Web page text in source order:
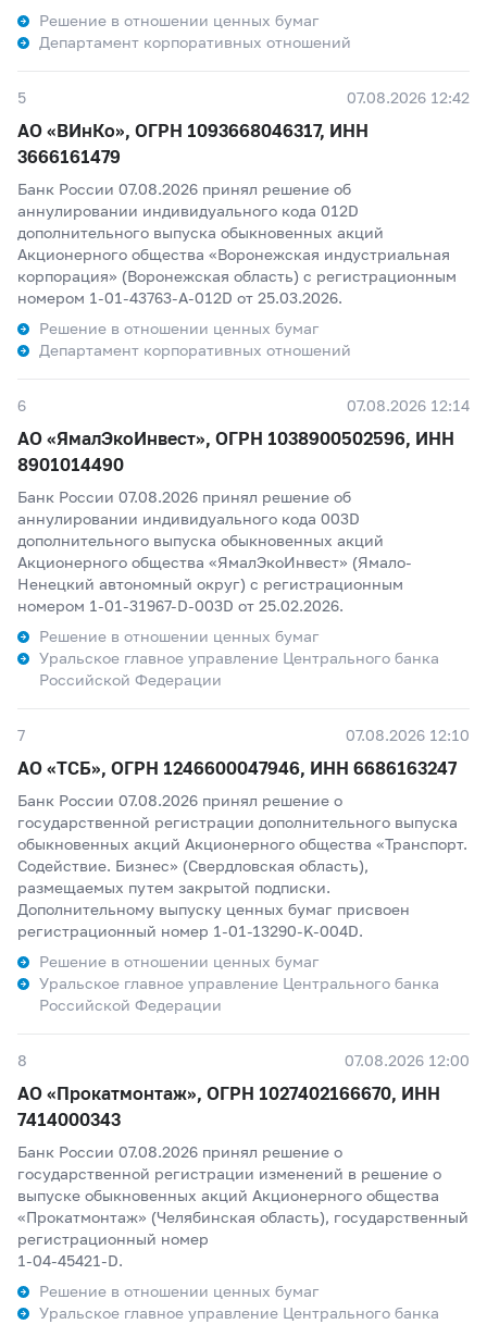
Решение в отношении ценных бумаг
Департамент корпоративных отношений
5 07.08.2026 12:42
АО «ВИнКо», ОГРН 1093668046317, ИНН
3666161479
Банк России 07.08.2026 принял решение об
аннулировании индивидуального кода 012D
дополнительного выпуска обыкновенных акций
Акционерного общества «Воронежская индустриальная
корпорация» (Воронежская область) с регистрационным
номером 1-01-43763-А-012D от 25.03.2026.
Решение в отношении ценных бумаг
Департамент корпоративных отношений
6 07.08.2026 12:14
АО «ЯмалЭкоИнвест», ОГРН 1038900502596, ИНН
8901014490
Банк России 07.08.2026 принял решение об
аннулировании индивидуального кода 003D
дополнительного выпуска обыкновенных акций
Акционерного общества «ЯмалЭкоИнвест» (Ямало-
Ненецкий автономный округ) с регистрационным
номером 1-01-31967-D-003D от 25.02.2026.
Решение в отношении ценных бумаг
Уральское главное управление Центрального банка
Российской Федерации
7 07.08.2026 12:10
АО «ТСБ», ОГРН 1246600047946, ИНН 6686163247
Банк России 07.08.2026 принял решение о
государственной регистрации дополнительного выпуска
обыкновенных акций Акционерного общества «Транспорт.
Содействие. Бизнес» (Свердловская область),
размещаемых путем закрытой подписки.
Дополнительному выпуску ценных бумаг присвоен
регистрационный номер 1-01-13290-K-004D.
Решение в отношении ценных бумаг
Уральское главное управление Центрального банка
Российской Федерации
8 07.08.2026 12:00
АО «Прокатмонтаж», ОГРН 1027402166670, ИНН
7414000343
Банк России 07.08.2026 принял решение о
государственной регистрации изменений в решение о
выпуске обыкновенных акций Акционерного общества
«Прокатмонтаж» (Челябинская область), государственный
регистрационный номер
1-04-45421-D.
Решение в отношении ценных бумаг
Уральское главное управление Центрального банка